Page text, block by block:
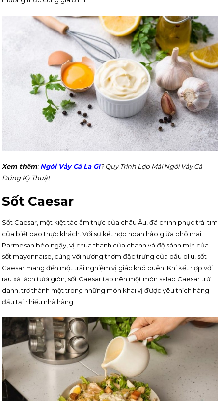
Xem thêm:Ngói Vảy Cá La Gì? Quy Trình Lợp Mái Ngói Vảy Cá
Đúng Kỹ Thuật
Sốt Caesar
Sốt Caesar, một kiệt tác ẩm thực của châu Âu, đã chinh phục trái tim
của biết bao thực khách. Với sự kết hợp hoàn hảo giữa phô mai
Parmesan béo ngậy, vị chua thanh của chanh và độ sánh mịn của
sốt mayonnaise, cùng với hương thơm đặc trưng của dầu oliu, sốt
Caesar mang đến một trải nghiệm vị giác khó quên. Khi kết hợp với
rau xà lách tươi giòn, sốt Caesar tạo nên một món salad Caesar trứ
danh, trở thành một trong những món khai vị được yêu thích hàng
đầu tại nhiều nhà hàng.